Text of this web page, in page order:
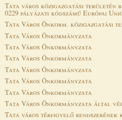
Tata város közigazgatási területén
0229 pályázati kódszámú Európai
Tata Város Önkorm. közigazgatási
Tata Város Önkormányzata
Tata Város Önkormányzata
Tata Város Önkormányzata
Tata Város Önkormányzata
Tata Város Önkormányzata
Tata Város Önkormányzata
Tata Város Önkormányzata által
Tata város térfigyelő rendszerének